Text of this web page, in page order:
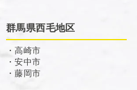
群馬県西毛地区
・高崎市
・安中市
・藤岡市